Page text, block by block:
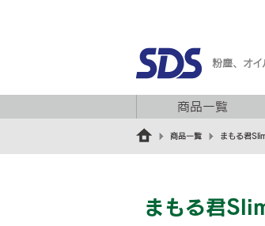
粉塵、オ
商品一覧
商品一覧 まもる君
まもる君